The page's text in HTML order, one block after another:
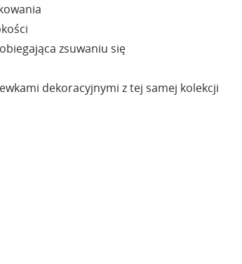
zsuwaniu się
dekoracyjnymi z tej samej kolekcji